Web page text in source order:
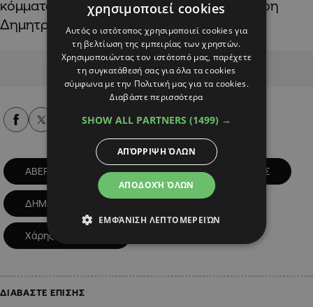
κόμματος μετά την παραίτηση του Δημήτρη
Δημητρίου.
Advertisement
Alpha Podcasts
ΑΒΕΡΩΦ ΝΕΟΦΥΤΟΥ ΓΙΩΡΓΟΣ ΠΑΜΠΟΡΙΔΗΣ
ΔΗΜΗΤΡΗΣ ΔΗΜΗΤΡΙΟΥ
Χάρης Γεωργιάδης
ΔΙΑΒΑΣΤΕ ΕΠΙΣΗΣ
χρησιμοποιεί cookies
Αυτός ο ιστότοπος χρησιμοποιεί cookies για
τη βελτίωση της εμπειρίας των χρηστών.
Χρησιμοποιώντας τον ιστότοπό μας, παρέχετε
τη συγκατάθεσή σας για όλα τα cookies
σύμφωνα με την Πολιτική μας για τα cookies.
Διαβάστε περισσότερα
SHOW ALL PARTNERS (1499) →
ΑΠΟΔΟΧΉ ΌΛΩΝ
ΑΠΌΡΡΙΨΗ ΌΛΩΝ
ΕΜΦΆΝΙΣΗ ΛΕΠΤΟΜΕΡΕΙΏΝ